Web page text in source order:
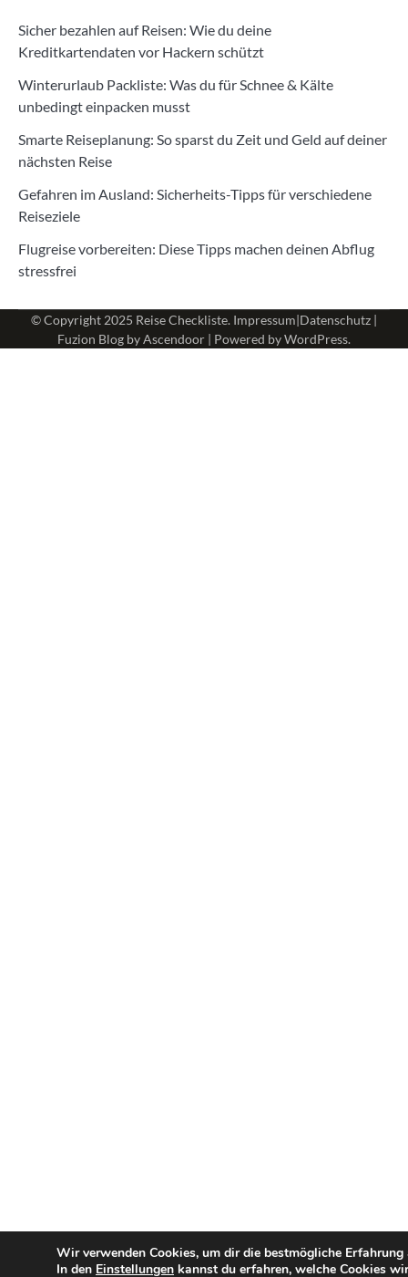
Sicher bezahlen auf Reisen: Wie du deine
Kreditkartendaten vor Hackern schützt
Winterurlaub Packliste: Was du für Schnee & Kälte
unbedingt einpacken musst
Smarte Reiseplanung: So sparst du Zeit und Geld auf deiner
nächsten Reise
Gefahren im Ausland: Sicherheits-Tipps für verschiedene
Reiseziele
Flugreise vorbereiten: Diese Tipps machen deinen Abflug
stressfrei
© Copyright 2025 Reise Checkliste. Impressum|Datenschutz |
Fuzion Blog byAscendoor | Powered byWordPress.
Wir verwenden Cookies, um dir die bestmögliche
In den Einstellungen kannst du erfahren, welche Cookies